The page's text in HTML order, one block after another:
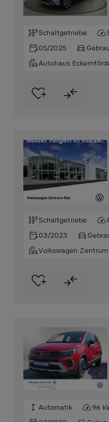
Schaltgetriebe
05/2025
Autohaus
Schaltgetriebe
03/2023
Volkswagen
Automatik 96